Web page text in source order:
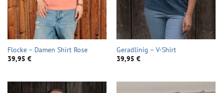
Flocke – Damen Shirt Rose
39,95 €
Geradlinig – V-Shirt
39,95 €